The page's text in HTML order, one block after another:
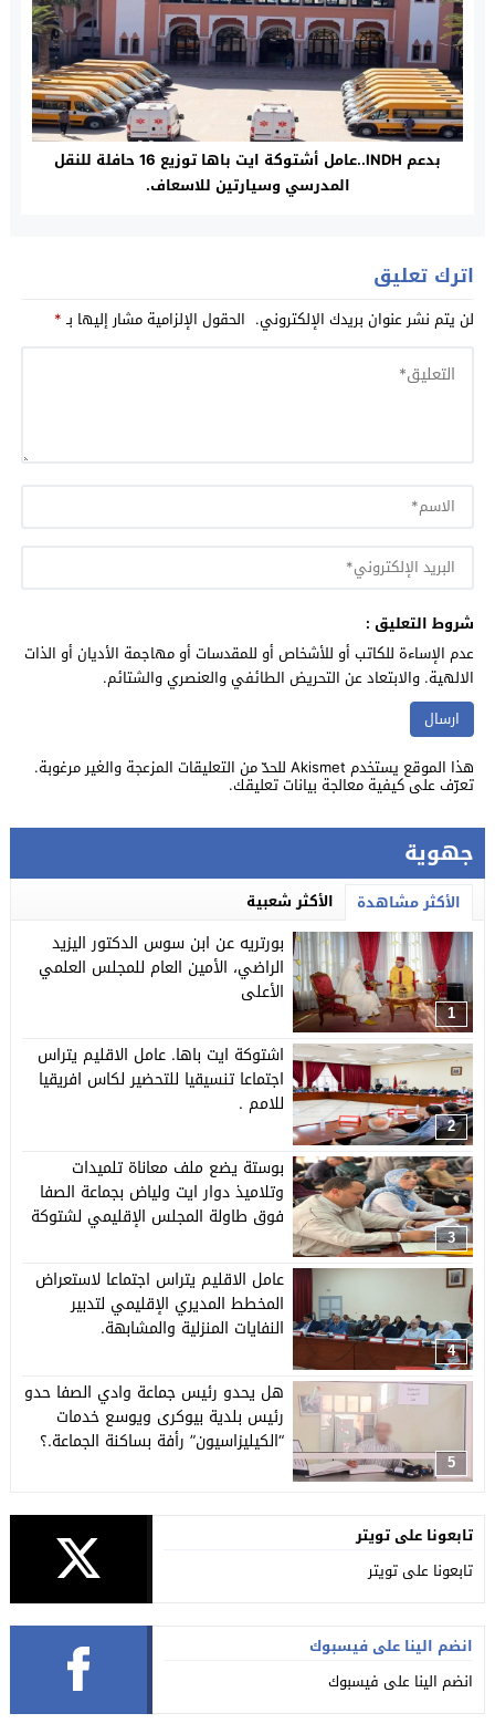
بدعم INDH..عامل أشتوكة ايت باها توزيع 16 حافلة للنقل
المدرسي وسيارتين للاسعاف.
اترك تعليق
لن يتم نشر عنوان بريدك الإلكتروني. الحقول الإلزامية مشار إليها بـ*
شروط التعليق :
عدم الإساءة للكاتب أو للأشخاص أو للمقدسات أو مهاجمة الأديان أو الذات
الالهية. والابتعاد عن التحريض الطائفي والعنصري والشتائم.
هذا الموقع يستخدم Akismet للحدّ من التعليقات المزعجة والغير مرغوبة.
تعرّف على كيفية معالجة بيانات تعليقك.
جهوية
الأكثر مشاهدة الأكثر شعبية
1
بورتريه عن ابن سوس الدكتور اليزيد
الراضي، الأمين العام للمجلس العلمي
الأعلى
2
اشتوكة ايت باها. عامل الاقليم يتراس
اجتماعا تنسيقيا للتحضير لكاس افريقيا
للامم .
3
بوستة يضع ملف معاناة تلميدات
وتلاميذ دوار ايت ولياض بجماعة الصفا
فوق طاولة المجلس الإقليمي لشتوكة
الازمة
4
عامل الاقليم يتراس اجتماعا لاستعراض
المخطط المديري الإقليمي لتدبير
النفايات المنزلية والمشابهة.
5
هل يحدو رئيس جماعة وادي الصفا حدو
رئيس بلدية بيوكرى ويوسع خدمات
“الكيليزاسيون” رأفة بساكنة الجماعة.؟
تابعونا على تويتر
تابعونا على تويتر
انضم الينا على فيسبوك
انضم الينا على فيسبوك